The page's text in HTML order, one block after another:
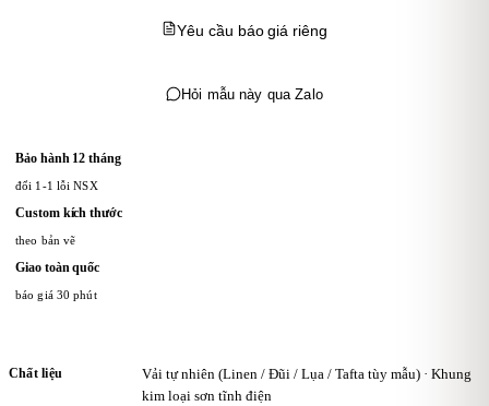
Yêu cầu báo giá riêng
Hỏi mẫu này qua Zalo
Bảo hành 12 tháng
đổi 1-1 lỗi NSX
Custom kích thước
theo bản vẽ
Giao toàn quốc
báo giá 30 phút
Chất liệu
Vải tự nhiên (Linen / Đũi / Lụa / Tafta tùy mẫu) · Khung
kim loại sơn tĩnh điện